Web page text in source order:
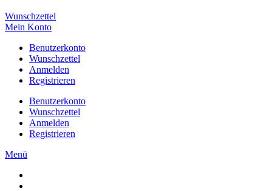
Wunschzettel
Mein Konto
Benutzerkonto
Wunschzettel
Anmelden
Registrieren
Benutzerkonto
Wunschzettel
Anmelden
Registrieren
Menü